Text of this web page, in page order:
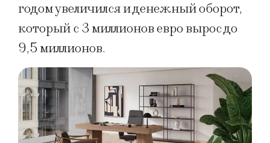
годом увеличился и денежный оборот,
который с 3 миллионов евро вырос до
9,5 миллионов.